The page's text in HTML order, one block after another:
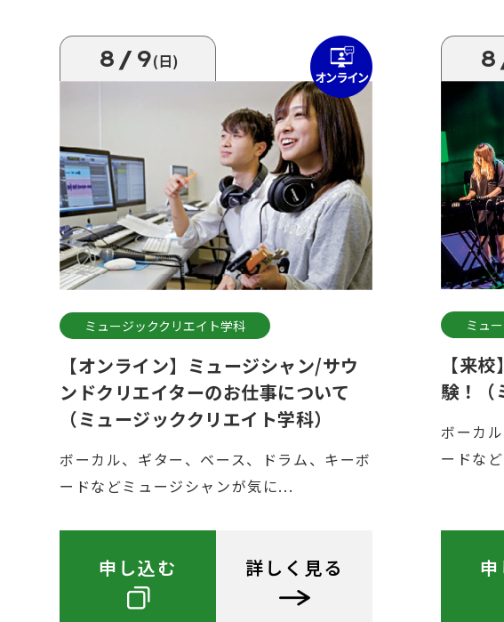
8/9(日)
ミュージッククリエイト学科
【オンライン】ミュージシャン/サウ
ンドクリエイターのお仕事について
（ミュージッククリエイト学科）
ボーカル、ギター、ベース、ドラム、キーボ
ードなどミュージシャンが気に...
申し込む 詳しく見る
ミュ
【来
験！（
ボーカ
ードな